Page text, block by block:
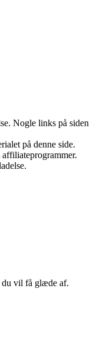
Nogle links på siden
på denne side.
du vil få glæde af.